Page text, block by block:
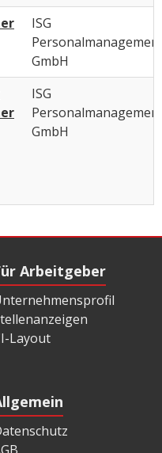
ISG
GmbH
ISG
GmbH
Arbeitgeber
Layout